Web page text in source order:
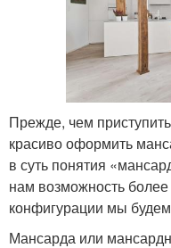
Прежде, чем
красиво оформить
в суть понятия
нам возможность более
конфигурации мы
Мансарда или